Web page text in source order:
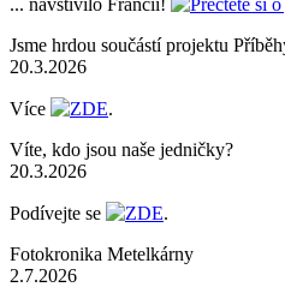
... navštívilo Francii! Přečtěte si
Jsme hrdou součástí projektu
20.3.2026
Více ZDE.
Víte, kdo jsou naše jedničky?
20.3.2026
Podívejte se ZDE.
Fotokronika Metelkárny
2.7.2026